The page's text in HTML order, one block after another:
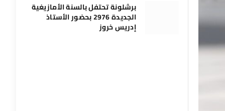
برشلونة تحتفل بالسنة الأمازيغية
الجديدة 2976 بحضور الأستاذ
إدريس خروز